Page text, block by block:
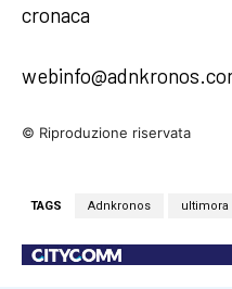
cronaca
© Riproduzione riservata
TAGS Adnkronos ultimora